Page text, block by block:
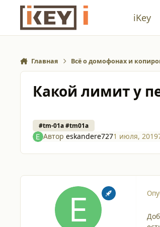
Перейти к содержанию
iKey
Главная Всё о домофонах и
Какой лимит у
#tm-01a #tm01a
Автор eskandere7271 июля, 2019